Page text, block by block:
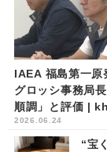
IAEA 福島第一
グロッシ事務局
順調」と評価 |
送
2026.06.24
“宝